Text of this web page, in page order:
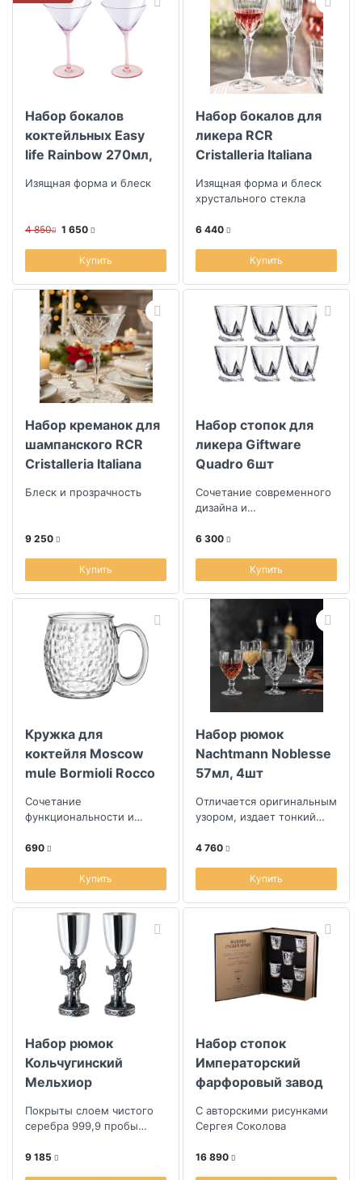
Набор бокалов
коктейльных Easy
life Rainbow 270мл,
Изящная форма и блеск
4 850 1 650
Купить
Набор бокалов для
ликера RCR
Cristalleria Italiana
Изящная форма и блеск
хрустального стекла
6 440
Купить
Набор креманок для
шампанского RCR
Cristalleria Italiana
Блеск и прозрачность
9 250
Купить
Набор стопок для
ликера Giftware
Quadro 6шт
Сочетание современного
дизайна и
6 300
Купить
Кружка для
коктейля Moscow
mule Bormioli Rocco
Сочетание
функциональности и
690
Купить
Набор рюмок
Nachtmann Noblesse
57мл, 4шт
Отличается оригинальным
узором, издает тонкий
4 760
Купить
Набор рюмок
Кольчугинский
Мельхиор
Рыбак посеребрение
футляре
Покрыты слоем чистого
серебра 999,9 пробы
9 185
Набор стопок
Императорский
фарфоровый завод
народа 70мл, 6шт
С авторскими рисунками
Сергея Соколова
16 890